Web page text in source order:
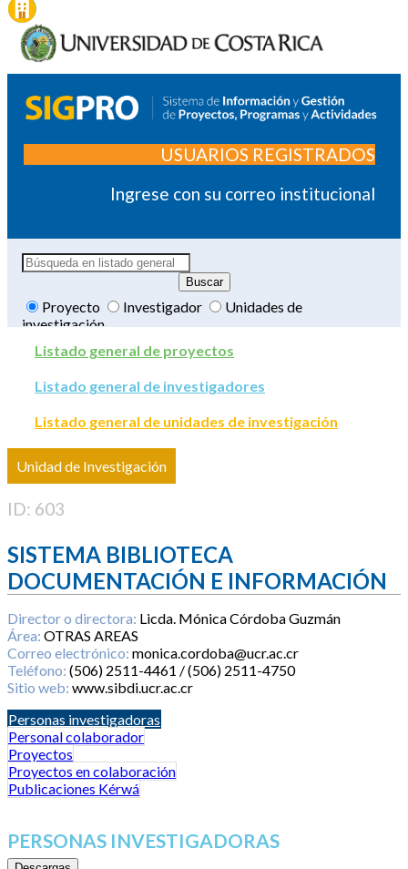
USUARIOS REGISTRADOS
Ingrese con su correo institucional
Proyecto Investigador
Unidades de
investigación
Listado general de proyectos
Listado general de investigadores
Listado general de unidades de investigación
Unidad de Investigación
ID: 603
SISTEMA BIBLIOTECA
DOCUMENTACIÓN E INFORMACIÓN
Director o directora: Licda. Mónica Córdoba Guzmán
Área: OTRAS AREAS
Correo electrónico: monica.cordoba@ucr.ac.cr
Teléfono: (506) 2511-4461 / (506) 2511-4750
Sitio web: www.sibdi.ucr.ac.cr
Personas investigadoras
Personal colaborador
Proyectos
Proyectos en colaboración
Publicaciones Kérwá
PERSONAS INVESTIGADORAS